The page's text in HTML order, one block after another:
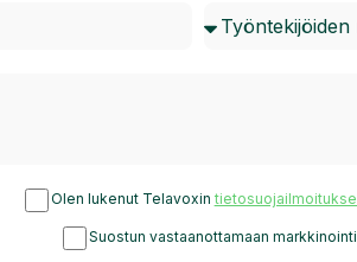
Olen lukenut Telavoxin
Suostun vastaanottamaan